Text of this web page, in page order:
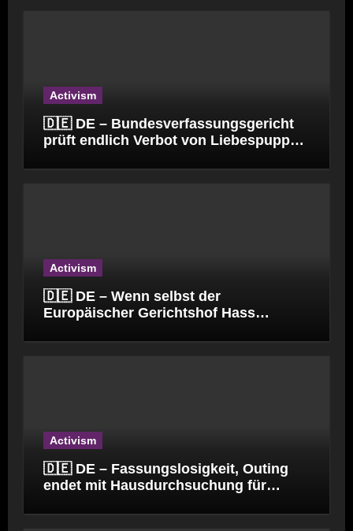
Activism
🇩🇪 DE – Bundesverfassungsgericht
prüft endlich Verbot von Liebespuppen
Activism
🇩🇪 DE – Wenn selbst der
Europäischer Gerichtshof Hass
Activism
🇩🇪 DE – Fassungslosigkeit, Outing
endet mit Hausdurchsuchung für